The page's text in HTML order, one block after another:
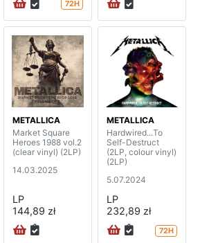
72H
METALLICA
Market Square
Heroes 1988 vol.2
(clear vinyl) (2LP)
14.03.2025
LP
144,89 zł
METALLICA
Hardwired...To
Self-Destruct
(2LP, colour vinyl)
(2LP)
5.07.2024
LP
232,89 zł
72H